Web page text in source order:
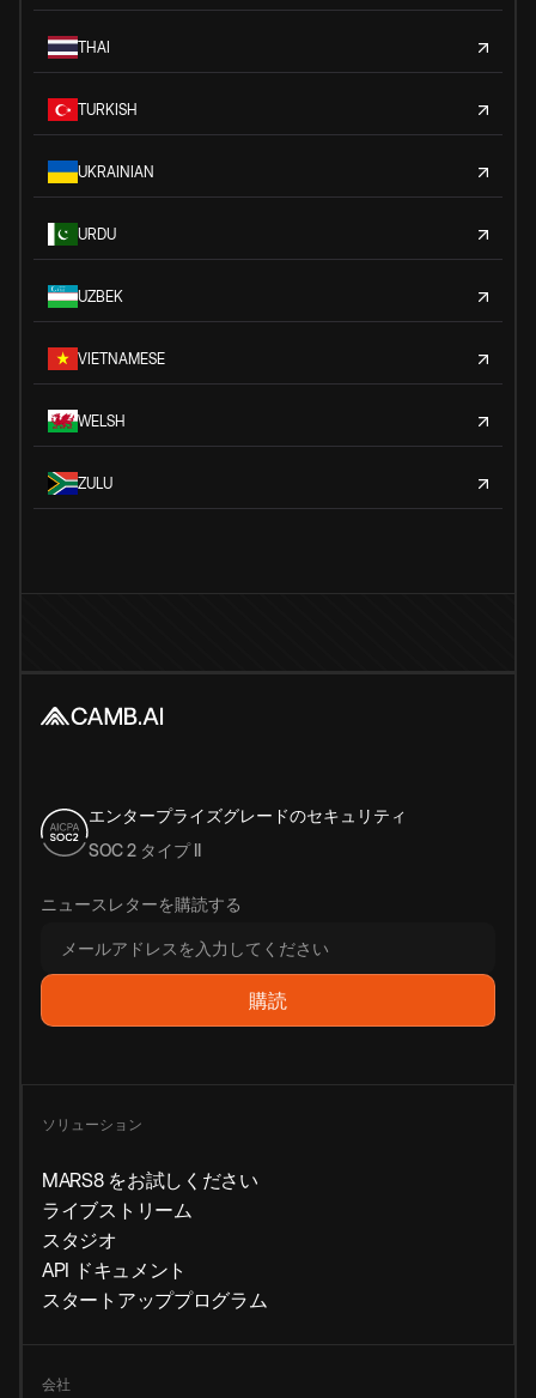
THAI
TURKISH
UKRAINIAN
URDU
UZBEK
VIETNAMESE
WELSH
ZULU
エンタープライズグレードのセキュリティ
SOC 2 タイプ II
ニュースレターを購読する
ソリューション
MARS8 をお試しください
ライブストリーム
スタジオ
API ドキュメント
スタートアッププログラム
会社